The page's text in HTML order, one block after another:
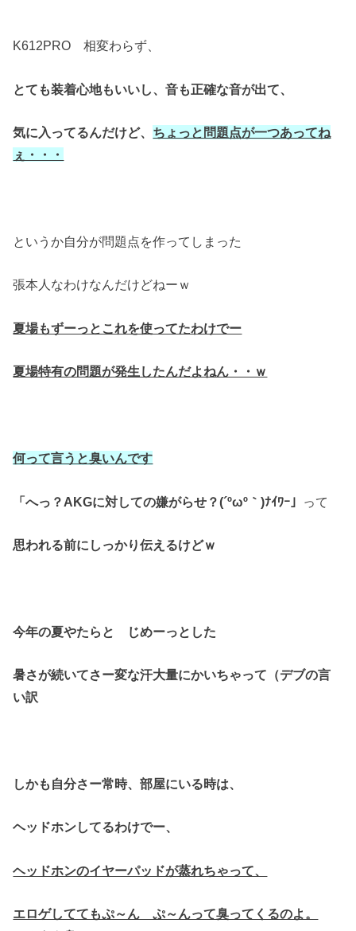
K612PRO 相変わらず、
とても装着心地もいいし、音も正確な音が出て、
気に入ってるんだけど、 ちょっと問題点が一つあってね
ぇ・・・
というか自分が問題点を作ってしまった
張本人なわけなんだけどねーｗ
夏場もずーっとこれを使ってたわけでー
夏場特有の問題が発生したんだよねん・・ｗ
何って言うと臭いんです
「へっ？AKGに対しての嫌がらせ？(´ºωº｀)ﾅｲﾜｰ」 って
思われる前にしっかり伝えるけどｗ
今年の夏やたらと じめーっとした
暑さが続いてさー変な汗大量にかいちゃって（デブの言
い訳
しかも自分さー常時、部屋にいる時は、
ヘッドホンしてるわけでー、
ヘッドホンのイヤーパッドが蒸れちゃって、
エロゲしててもぷ～ん ぷ～んって臭ってくるのよ。